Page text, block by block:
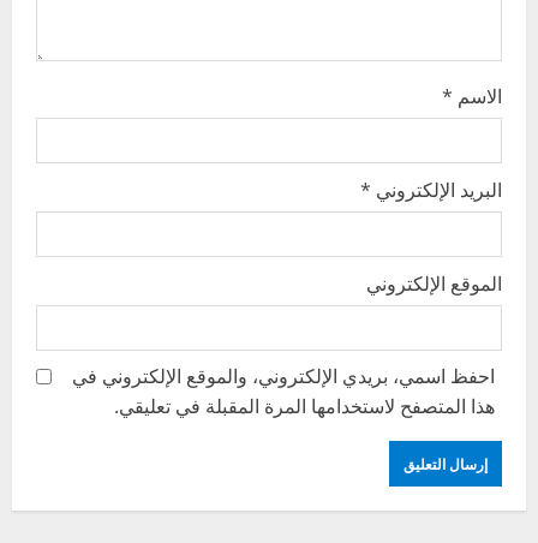
الاسم *
البريد الإلكتروني *
الموقع الإلكتروني
احفظ اسمي، بريدي الإلكتروني، والموقع الإلكتروني في
هذا المتصفح لاستخدامها المرة المقبلة في تعليقي.